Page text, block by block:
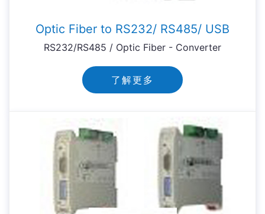
Optic Fiber to RS232/ RS485/ USB
RS232/RS485 / Optic Fiber - Converter
了解更多